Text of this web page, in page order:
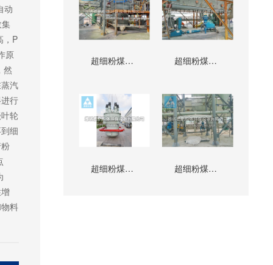
动
P
原
汽
行
轮
细
点
料
超细粉煤灰生产线 超细粉煤灰生产线
超细粉煤灰生产线 超细粉煤灰生产线